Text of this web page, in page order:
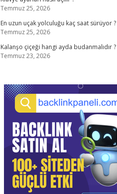
Temmuz 25, 2026
En uzun uçak yolculuğu kaç saat sürüyor ?
Temmuz 25, 2026
Kalanşo çiçeği hangi ayda budanmalıdır ?
Temmuz 23, 2026